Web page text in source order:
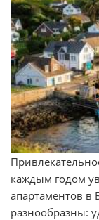
каждым годом
апартаментов в
разнообразны: